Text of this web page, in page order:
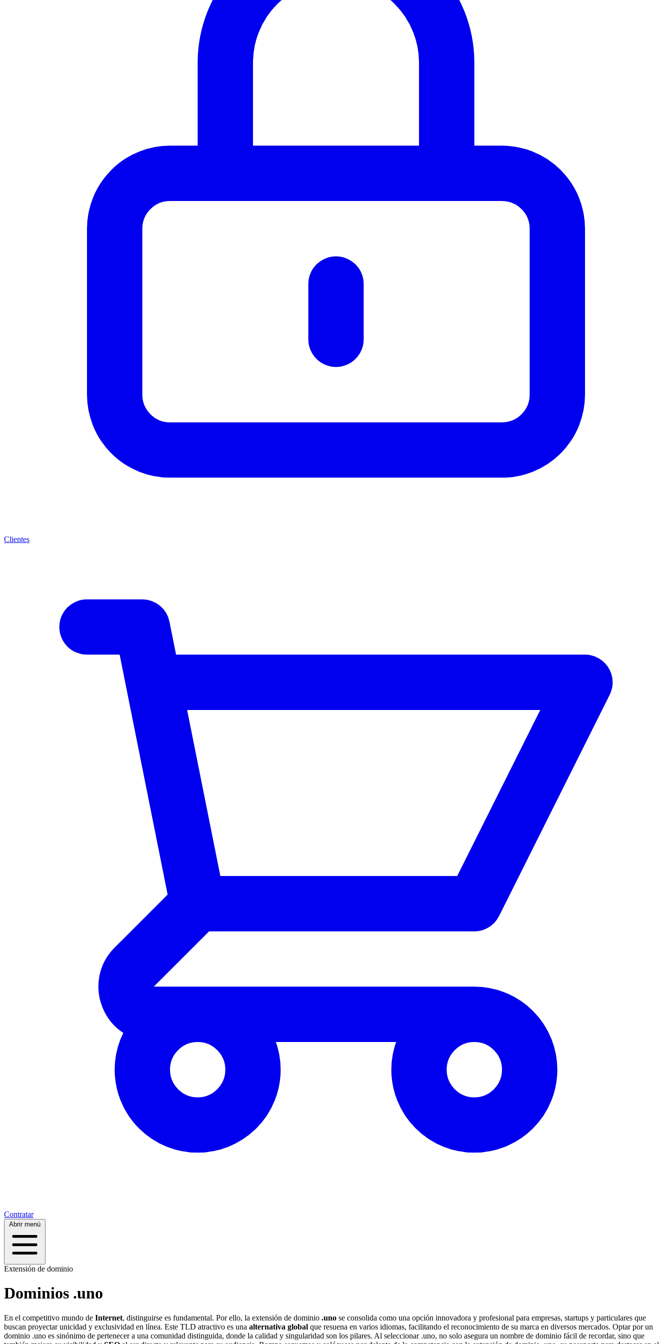
Clientes
Contratar
Abrir menú
Extensión de dominio
Dominios .uno
En el competitivo mundo de Internet, distinguirse es fundamental. Por ello, la extensión de dominio .uno se consolida como una opción innovadora y profesional para empresas, startups y particulares que
buscan proyectar unicidad y exclusividad en línea. Este TLD atractivo es una alternativa global que resuena en varios idiomas, facilitando el reconocimiento de su marca en diversos mercados. Optar por un
dominio .uno es sinónimo de pertenecer a una comunidad distinguida, donde la calidad y singularidad son los pilares. Al seleccionar .uno, no solo asegura un nombre de dominio fácil de recordar, sino que